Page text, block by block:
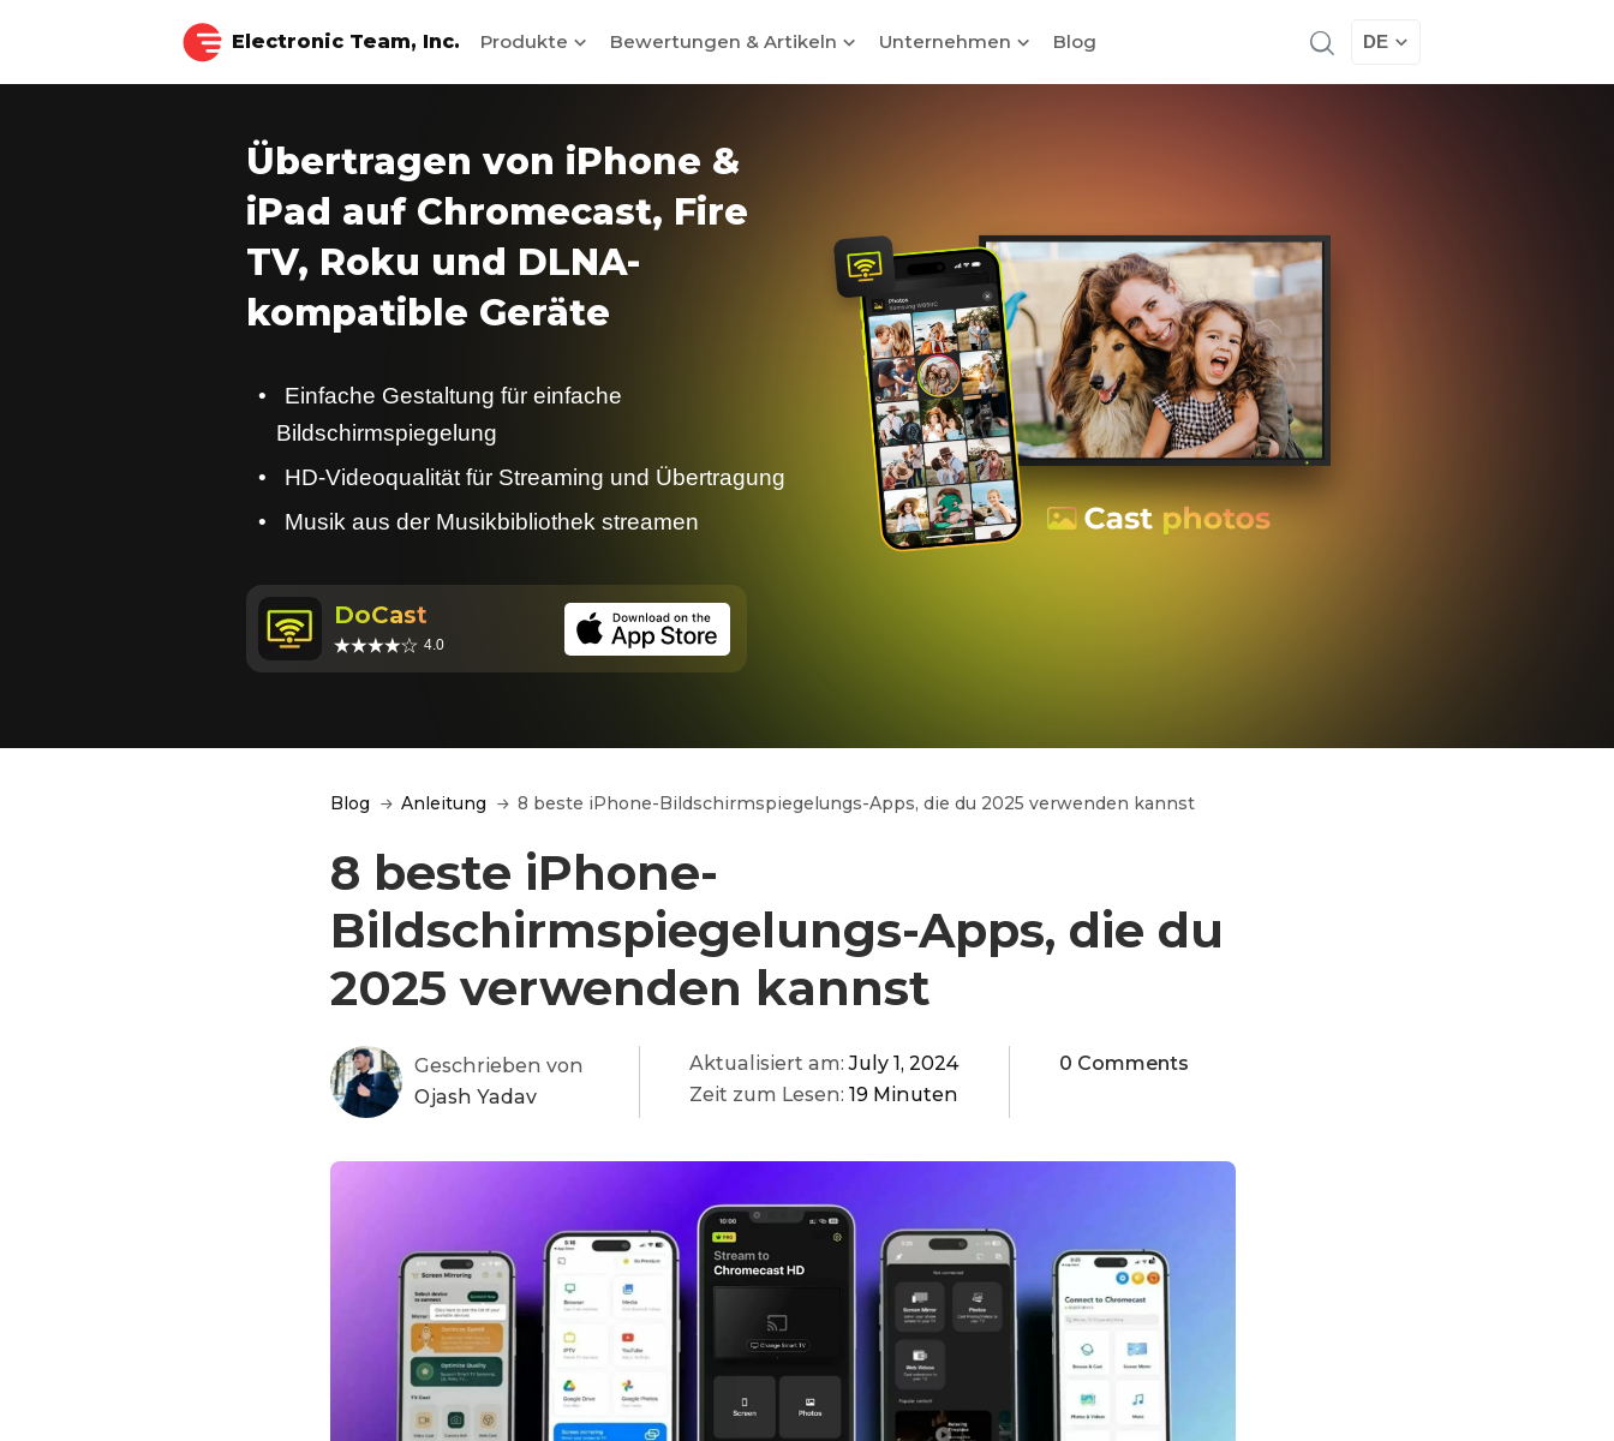
Electronic Team, Inc. Produkte Bewertungen & Artikeln Unternehmen Blog DE
Übertragen von iPhone &
iPad auf Chromecast, Fire
TV, Roku und DLNA-
kompatible Geräte
Einfache Gestaltung für einfache
Bildschirmspiegelung
HD-Videoqualität für Streaming und Übertragung
Musik aus der Musikbibliothek streamen
DoCast
4.0
Blog Anleitung 8 beste iPhone-Bildschirmspiegelungs-Apps, die du 2025 verwenden kannst
8 beste iPhone-
Bildschirmspiegelungs-Apps, die du
2025 verwenden kannst
Geschrieben von
Ojash Yadav
Aktualisiert am:July 1, 2024
Zeit zum Lesen: 19 Minuten
0 Comments